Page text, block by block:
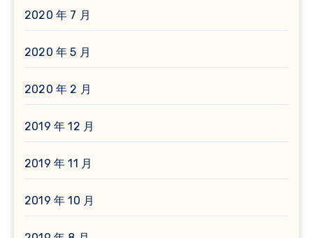
2020 年 7 月
2020 年 5 月
2020 年 2 月
2019 年 12 月
2019 年 11 月
2019 年 10 月